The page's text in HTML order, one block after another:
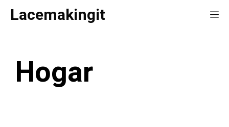
SaltarLacemakingit
Hogar